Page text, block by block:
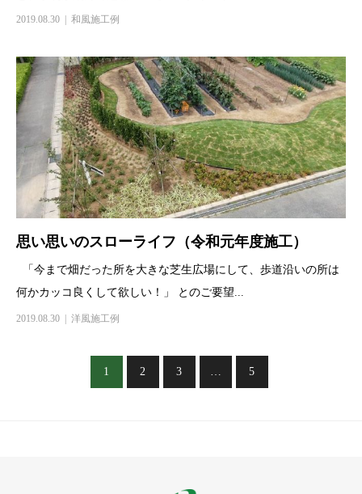
2019.08.30 和風施工例
思い思いのスローライフ（令和元年度施工）
「今まで畑だった所を大きな芝生広場にして、歩道沿いの所は
何かカッコ良くして欲しい！」 とのご要望...
2019.08.30 洋風施工例
1 2 3 … 5